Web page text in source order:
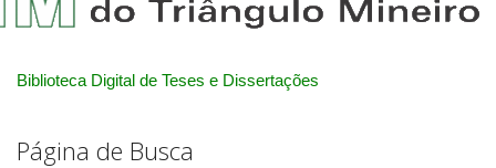
Biblioteca Digital de Teses e Dissertações
Página de Busca